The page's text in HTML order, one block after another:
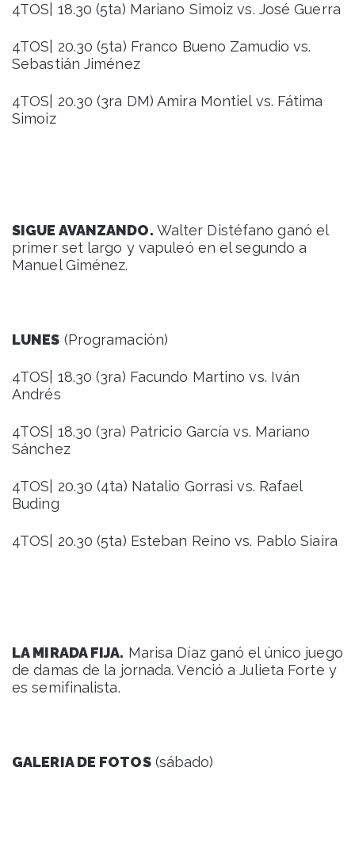
4TOS| 18.30 (5ta) Mariano Simoiz vs. José Guerra
4TOS| 20.30 (5ta) Franco Bueno Zamudio vs.
Sebastián Jiménez
4TOS| 20.30 (3ra DM) Amira Montiel vs. Fátima
Simoiz
SIGUE AVANZANDO. Walter Distéfano ganó el
primer set largo y vapuleó en el segundo a
Manuel Giménez.
LUNES (Programación)
4TOS| 18.30 (3ra) Facundo Martino vs. Iván
Andrés
4TOS| 18.30 (3ra) Patricio García vs. Mariano
Sánchez
4TOS| 20.30 (4ta) Natalio Gorrasi vs. Rafael
Buding
4TOS| 20.30 (5ta) Esteban Reino vs. Pablo Siaira
LA MIRADA FIJA. Marisa Díaz ganó el único juego
de damas de la jornada. Venció a Julieta Forte y
es semifinalista.
GALERIA DE FOTOS(sábado)